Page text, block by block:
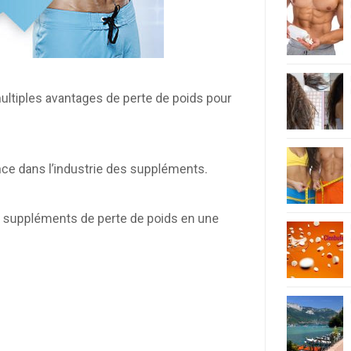
avantages de perte de poids pour
dans l’industrie des suppléments.
de perte de poids en une